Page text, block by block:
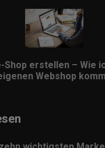
Shop erstellen – Wie
Webshop